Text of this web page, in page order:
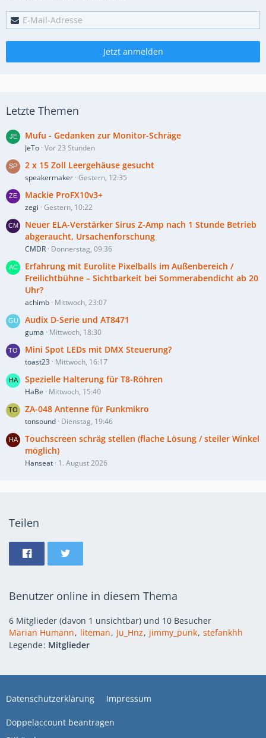
Jetzt anmelden
Letzte Themen
Mufu - Gedanken zur Monitor-Schräge
JeTo Vor 23 Stunden
2 x 15 Zoll Leergehäuse gesucht
speakermaker Gestern, 12:35
Mackie ProFX10v3+
zegi Gestern, 10:22
Neuer ELA-Verstärker Sirus Z-Amp nach 1 Stunde Betrieb
abgeraucht, Ursachenforschung
CMDR Donnerstag, 09:36
Erfahrung mit Eurolite Pixelballs im Außenbereich /
Freilichtbühne – Sichtbarkeit bei Sommerabendicht ab 20
Uhr?
achimb Mittwoch, 23:07
Audix D-Serie und AT8471
guma Mittwoch, 18:30
Mini Spot LEDs mit DMX Steuerung?
toast23 Mittwoch, 16:17
Spezielle Halterung für T8-Röhren
HaBe Mittwoch, 15:40
ZA-048 Antenne für Funkmikro
tonsound Dienstag, 19:46
Touchscreen schräg stellen (flache Lösung / steiler Winkel
möglich)
Hanseat 1. August 2026
Teilen
Benutzer online in diesem Thema
6 Mitglieder (davon 1 unsichtbar) und 10 Besucher
Marian Humann
liteman Ju_Hnz jimmy_punk stefankhh
Legende Mitglieder
Datenschutzerklärung Impressum
Doppelaccount beantragen